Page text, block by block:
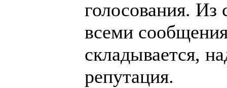
голосования.
всеми
складывается,
репутация.